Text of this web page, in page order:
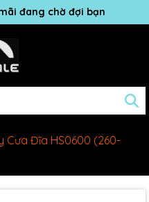
đang chờ đợi bạn
Cưa Đĩa HS0600 (260-